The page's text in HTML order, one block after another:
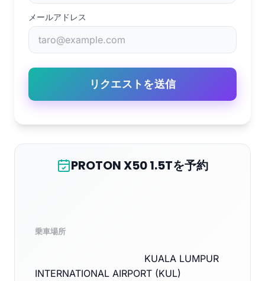
メールアドレス
リクエストを送信
PROTON X50 1.5Tを予約